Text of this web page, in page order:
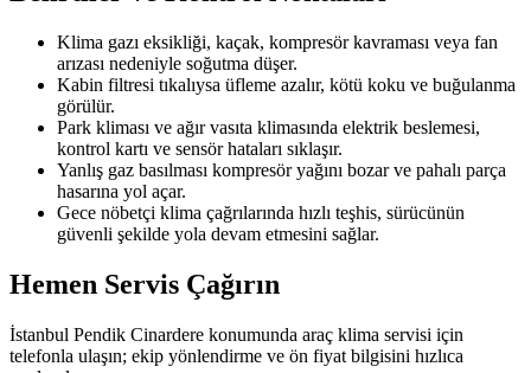
Klima gazı eksikliği, kaçak, kompresör kavraması veya fan
arızası nedeniyle soğutma düşer.
Kabin filtresi tıkalıysa üfleme azalır, kötü koku ve buğulanma
görülür.
Park kliması ve ağır vasıta klimasında elektrik beslemesi,
kontrol kartı ve sensör hataları sıklaşır.
Yanlış gaz basılması kompresör yağını bozar ve pahalı parça
hasarına yol açar.
Gece nöbetçi klima çağrılarında hızlı teşhis, sürücünün
güvenli şekilde yola devam etmesini sağlar.
Hemen Servis Çağırın
İstanbul Pendik Cinardere konumunda araç klima servisi için
telefonla ulaşın; ekip yönlendirme ve ön fiyat bilgisini hızlıca